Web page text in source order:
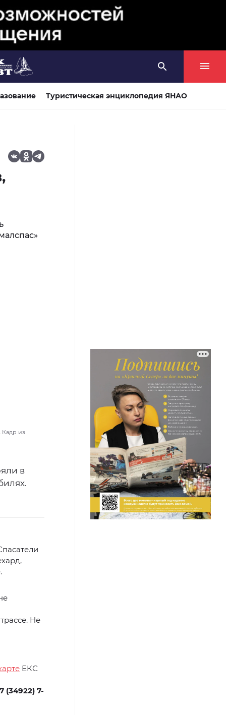
Туристическая энциклопедия ЯНАО
Кадр из
в
Не
ЕКС
(34922) 7-